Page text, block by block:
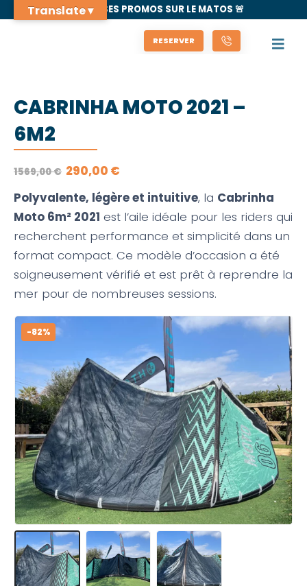
🚨 GROSSES PROMOS SUR LE MATOS 🚨
RESERVER
CABRINHA MOTO 2021 –
6M2
1569,00€ LE
PRIX
INITIAL
ÉTAIT :
1569,00 €.
290,00 €LE
ACTUEL
EST :
290,00 €.
Polyvalente, légère et intuitive, la Cabrinha
Moto 6m² 2021 est l’aile idéale pour les riders qui
recherchent performance et simplicité dans un
format compact. Ce modèle d’occasion a été
soigneusement vérifié et est prêt à reprendre la
mer pour de nombreuses sessions.
-82%
Translate ▾